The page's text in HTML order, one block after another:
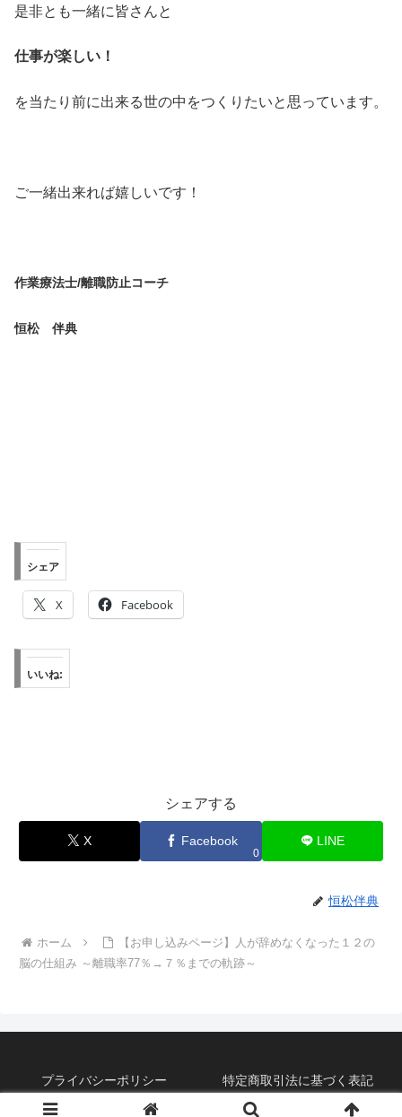
是非とも一緒に皆さんと
仕事が楽しい！
を当たり前に出来る世の中をつくりたいと思っています。
ご一緒出来れば嬉しいです！
作業療法士/離職防止コーチ
恒松 伴典
シェア
X Facebook
いいね:
シェアする
X Facebook
0
LINE
恒松伴典
ホーム
【お申し込みページ】人が辞めなくなった１２の
脳の仕組み ～離職率77％→７％までの軌跡～
プライバシーポリシー 特定商取引法に基づく表記
©2019 恒松式『脳チング』BLOG。